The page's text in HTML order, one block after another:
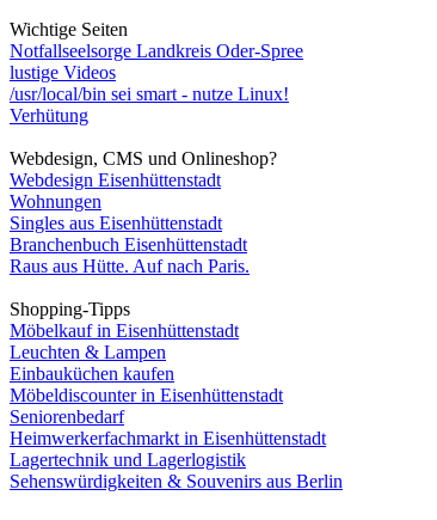
Wichtige Seiten
Notfallseelsorge Landkreis Oder-Spree
lustige Videos
/usr/local/bin sei smart - nutze Linux!
Verhütung
Webdesign, CMS und Onlineshop?
Webdesign Eisenhüttenstadt
Wohnungen
Singles aus Eisenhüttenstadt
Branchenbuch Eisenhüttenstadt
Raus aus Hütte. Auf nach Paris.
Shopping-Tipps
Möbelkauf in Eisenhüttenstadt
Leuchten & Lampen
Einbauküchen kaufen
Möbeldiscounter in Eisenhüttenstadt
Seniorenbedarf
Heimwerkerfachmarkt in Eisenhüttenstadt
Lagertechnik und Lagerlogistik
Sehenswürdigkeiten & Souvenirs aus Berlin